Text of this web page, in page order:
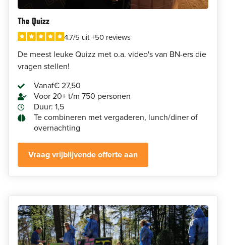
The Quizz
4.7/5 uit +50 reviews
De meest leuke Quizz met o.a. video's van BN-ers die
vragen stellen!
Vanaf€ 27,50
Voor 20+ t/m 750 personen
Duur: 1,5
Te combineren met vergaderen, lunch/diner of
overnachting
Vraag vrijblijvende offerte aan